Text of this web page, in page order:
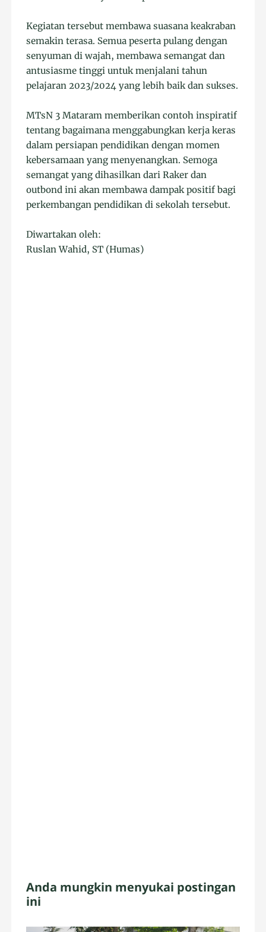
Kegiatan tersebut membawa suasana keakraban
semakin terasa. Semua peserta pulang dengan
senyuman di wajah, membawa semangat dan
antusiasme tinggi untuk menjalani tahun
pelajaran 2023/2024 yang lebih baik dan sukses.
MTsN 3 Mataram memberikan contoh inspiratif
tentang bagaimana menggabungkan kerja keras
dalam persiapan pendidikan dengan momen
kebersamaan yang menyenangkan. Semoga
semangat yang dihasilkan dari Raker dan
outbond ini akan membawa dampak positif bagi
perkembangan pendidikan di sekolah tersebut.
Diwartakan oleh:
Ruslan Wahid, ST (Humas)
Anda mungkin menyukai postingan
ini